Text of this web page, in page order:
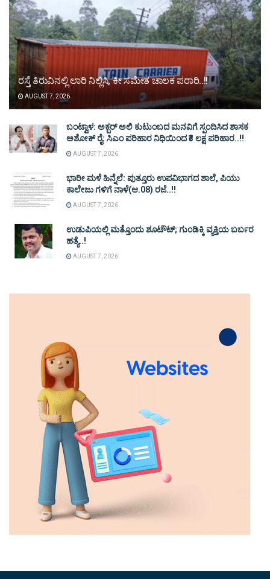
ರಸ್ತೆ ತಿರುವಿನಲ್ಲಿ ಲಾರಿ ನಿಲ್ಲಿಸಿ, ಕೀ ಸಮೇತ ಚಾಲಕ ಪರಾರಿ..!!
AUGUST 7, 2026
ಬಂಟ್ವಾಳ: ಅಕ್ಬರ್ ಅಲಿ ಕುಟುಂಬದ ಮನವಿಗೆ ಸ್ಪಂದಿಸಿದ ಶಾಸಕ
ಅಶೋಕ್ ರೈ: ಸಿಎಂ ಪರಿಹಾರ ನಿಧಿಯಿಂದ ₹3 ಲಕ್ಷ ಪರಿಹಾರ..!!
AUGUST 7, 2026
ಭಾರೀ ಮಳೆ ಹಿನ್ನೆಲೆ: ಪುತ್ತೂರು ಉಪವಿಭಾಗದ ಶಾಲೆ, ಪಿಯು
ಕಾಲೇಜು ಗಳಿಗೆ ನಾಳೆ(ಆ.08) ರಜೆ..!!
AUGUST 7, 2026
ಉಡುಪಿಯಲ್ಲಿ ಮತ್ತೊಂದು ಶೂಟೌಟ್‌; ಗುಂಡಿಕ್ಕಿ ವ್ಯಕ್ತಿಯ ಬರ್ಬರ
ಹತ್ಯೆ..!
AUGUST 7, 2026